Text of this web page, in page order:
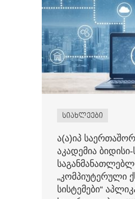
სიახლეები
ა(ა)იპ
აკადემია
„კომპიუტერული
სისტემები“